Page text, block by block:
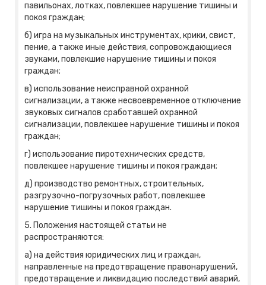
павильонах, лотках, повлекшее нарушение тишины и
покоя граждан;
б) игра на музыкальных инструментах, крики, свист,
пение, а также иные действия, сопровождающиеся
звуками, повлекшие нарушение тишины и покоя
граждан;
в) использование неисправной охранной
сигнализации, а также несвоевременное отключение
звуковых сигналов сработавшей охранной
сигнализации, повлекшее нарушение тишины и покоя
граждан;
г) использование пиротехнических средств,
повлекшее нарушение тишины и покоя граждан;
д) производство ремонтных, строительных,
разгрузочно-погрузочных работ, повлекшее
нарушение тишины и покоя граждан.
5. Положения настоящей статьи не
распространяются:
а) на действия юридических лиц и граждан,
направленные на предотвращение правонарушений,
предотвращение и ликвидацию последствий аварий,